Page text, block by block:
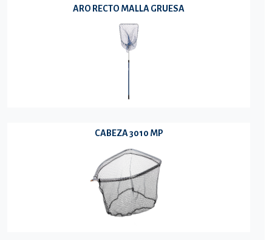
ARO RECTO MALLA GRUESA
CABEZA 3010 MP